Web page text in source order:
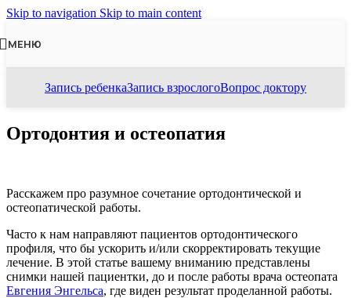
Skip to navigation Skip to main content
МЕНЮ
Запись ребенкаЗапись взрослогоВопрос доктору
Ортодонтия и остеопатия
Расскажем про разумное сочетание ортодонтической и
остеопатической работы.
Часто к нам направляют пациентов ортодонтического
профиля, что бы ускорить и/или скорректировать текущие
лечение. В этой статье вашему вниманию представлены
снимки нашей пациентки, до и после работы врача остеопата
Евгения Энгельса, где виден результат проделанной работы.